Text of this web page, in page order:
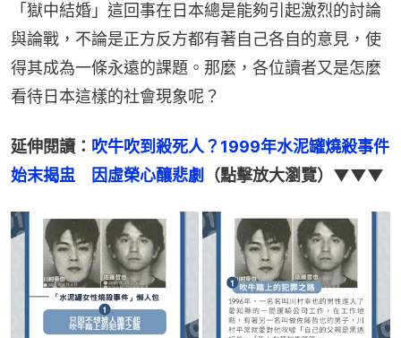
「獄中結婚」這回事在日本總是能夠引起激烈的討論
與論戰，不論是正方反方都有著自己各自的意見，使
得其成為一條永遠的課題。那麼，各位讀者又是怎麼
看待日本這樣的社會現象呢？
延伸閱讀： 吹牛吹到殺死人？1999年水泥罐燒殺事件
始末揭盅　因虛榮心釀悲劇
（點擊放大瀏覽）▼▼▼